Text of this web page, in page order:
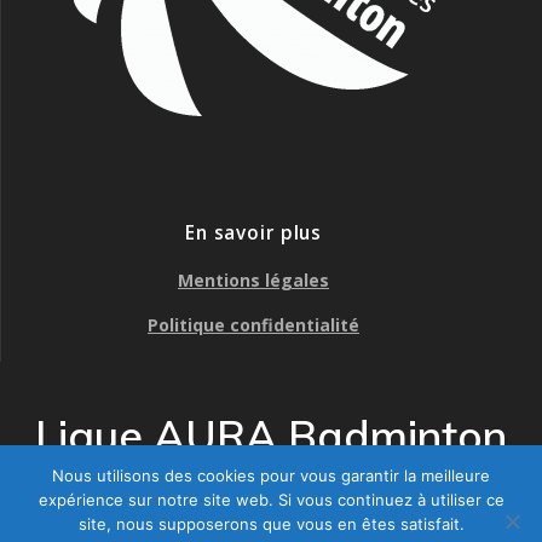
En savoir plus
Mentions légales
Politique confidentialité
Ligue AURA Badminton
© 2026 Ligue AURA Badminton. Construit avec WordPress et le
thème Mesmerize
Nous utilisons des cookies pour vous garantir la meilleure
expérience sur notre site web. Si vous continuez à utiliser ce
site, nous supposerons que vous en êtes satisfait.